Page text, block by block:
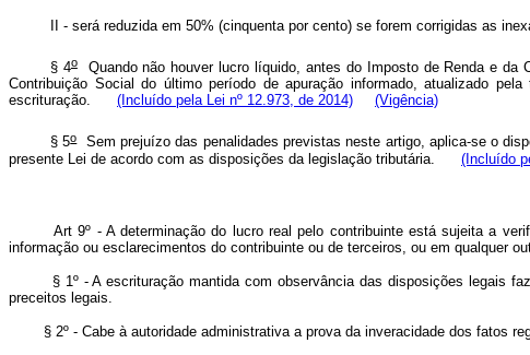
II - será reduzida em 50% (cinquenta por cento) se forem corrigidas as
§ 4oQuando não houver lucro líquido, antes do Imposto de Renda e da
Contribuição Social do último período de apuração informado, atualizado
escrituração. (Incluído pela Lei nº 12.973, de 2014) (Vigência)
§ 5oSem prejuízo das penalidades previstas neste artigo, aplica-se o
presente Lei de acordo com as disposições da legislação tributária. (Incluído
Art 9º - A determinação do lucro real pelo contribuinte está sujeita a
informação ou esclarecimentos do contribuinte ou de terceiros, ou em qualquer
§ 1º - A escrituração mantida com observância das disposições legais faz
preceitos legais.
§ 2º - Cabe à autoridade administrativa a prova da inveracidade dos fatos